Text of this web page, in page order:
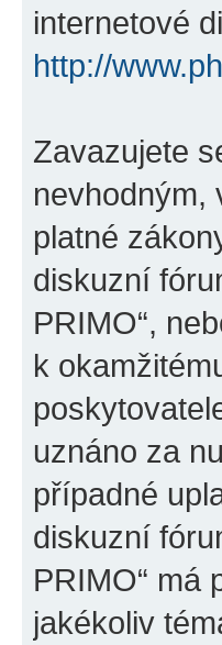
internetové
http://
Zavazujete
nevhodným,
platné
diskuzní
PRIMO“,
k
uznáno za
případné
diskuzní
PRIMO“ má
jakékoliv